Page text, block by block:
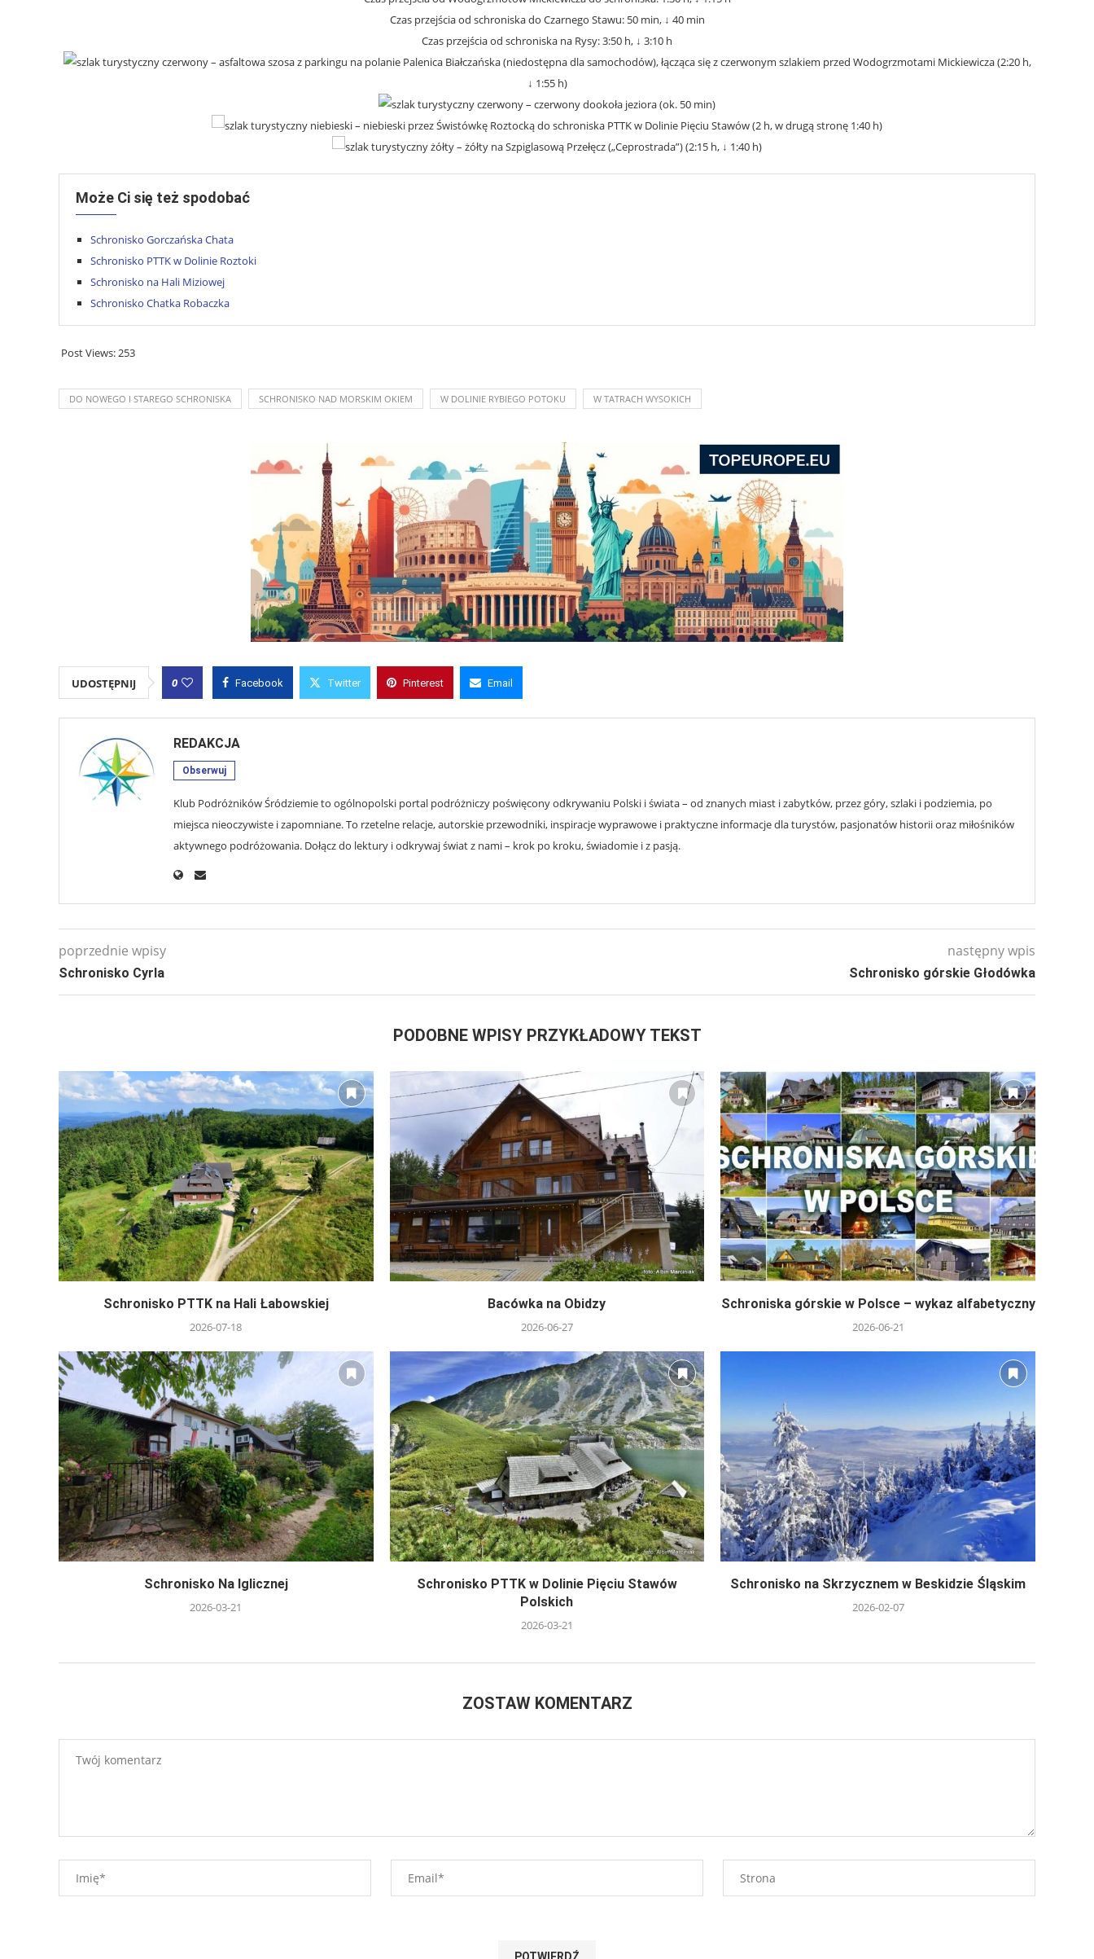
Czas przejścia od schroniska do Czarnego Stawu: 50 min, ↓ 40 min
Czas przejścia od schroniska na Rysy: 3:50 h, ↓ 3:10 h
– asfaltowa szosa z parkingu na polanie Palenica Białczańska (niedostępna dla samochodów), łącząca się z czerwonym szlakiem przed Wodogrzmotami Mickiewicza (2:20 h,
↓ 1:55 h)
– czerwony dookoła jeziora (ok. 50 min)
– niebieski przez Świstówkę Roztocką do schroniska PTTK w Dolinie Pięciu Stawów (2 h, w drugą stronę 1:40 h)
– żółty na Szpiglasową Przełęcz („Ceprostrada”) (2:15 h, ↓ 1:40 h)
Może Ci się też spodobać
Schronisko Gorczańska Chata
Schronisko PTTK w Dolinie Roztoki
Schronisko na Hali Miziowej
Schronisko Chatka Robaczka
Post Views:253
DO NOWEGO I STAREGO SCHRONISKA SCHRONISKO NAD MORSKIM OKIEM W DOLINIE RYBIEGO POTOKU W TATRACH WYSOKICH
UDOSTĘPNIJ 0 Facebook Twitter Pinterest Email
REDAKCJA
Obserwuj
Klub Podróżników Śródziemie to ogólnopolski portal podróżniczy poświęcony odkrywaniu Polski i świata – od znanych miast i zabytków, przez góry, szlaki i podziemia, po
miejsca nieoczywiste i zapomniane. To rzetelne relacje, autorskie przewodniki, inspiracje wyprawowe i praktyczne informacje dla turystów, pasjonatów historii oraz miłośników
aktywnego podróżowania. Dołącz do lektury i odkrywaj świat z nami – krok po kroku, świadomie i z pasją.
poprzednie wpisy
Schronisko Cyrla
następny wpis
Schronisko górskie Głodówka
PODOBNE WPISY PRZYKŁADOWY TEKST
Schronisko PTTK na Hali Łabowskiej
2026-07-18
Bacówka na Obidzy
2026-06-27
Schroniska górskie w Polsce – wykaz alfabetyczny
2026-06-21
Schronisko Na Iglicznej
2026-03-21
Schronisko PTTK w Dolinie Pięciu Stawów
Polskich
2026-03-21
Schronisko na Skrzycznem w Beskidzie Śląskim
2026-02-07
ZOSTAW KOMENTARZ